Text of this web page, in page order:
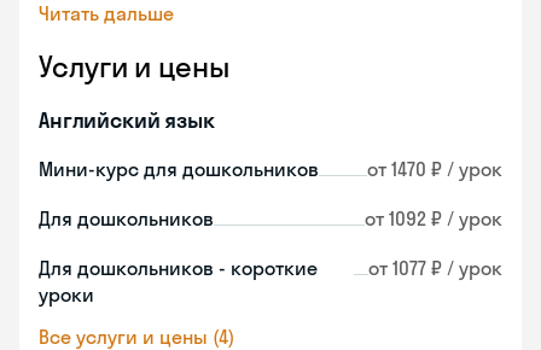
Читать дальше
Услуги и цены
Английский язык
Мини-курс для дошкольников от 1470 ₽ / урок
Для дошкольников от 1092 ₽ / урок
Для дошкольников - короткие
уроки
от 1077 ₽ / урок
Все услуги и цены (4)